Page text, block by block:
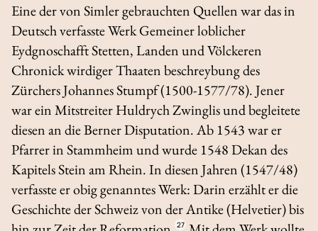
Eine der von Simler gebrauchten Quellen war das in
Deutsch verfasste WerkGemeiner loblicher
Eydgnoschafft Stetten, Landen und Völckeren
Chronick wirdiger Thaaten beschreybungdes
Zürchers Johannes Stumpf (1500-1577/78). Jener
war ein Mitstreiter Huldrych Zwinglis und begleitete
diesen an die Berner Disputation. Ab 1543 war er
Pfarrer in Stammheim und wurde 1548 Dekan des
Kapitels Stein am Rhein. In diesen Jahren (1547/48)
verfasste er obig genanntes Werk: Darin erzählt er die
Geschichte der Schweiz von der Antike (Helvetier) bis
27